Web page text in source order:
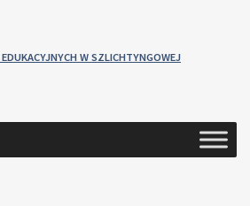
EDUKACYJNYCH W SZLICHTYNGOWEJ